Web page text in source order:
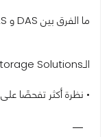
ما الفرق بين DAS و NAS؟ وأيهما أفضل؟
الـUnified Storage Solutions في أبهى صورها
• نظرة أكثر تفحصًا على QNAP NAS